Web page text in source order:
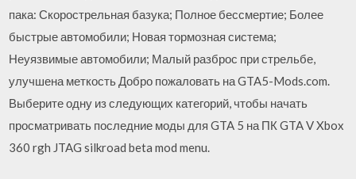
пака: Скорострельная базука; Полное бессмертие; Более
быстрые автомобили; Новая тормозная система;
Неуязвимые автомобили; Малый разброс при стрельбе,
улучшена меткость Добро пожаловать на GTA5-Mods.com.
Выберите одну из следующих категорий, чтобы начать
просматривать последние моды для GTA 5 на ПК GTA V Xbox
360 rgh JTAG silkroad beta mod menu.